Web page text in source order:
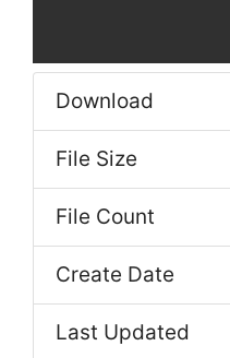
Download
File Size
File Count
Create Date
Last Updated